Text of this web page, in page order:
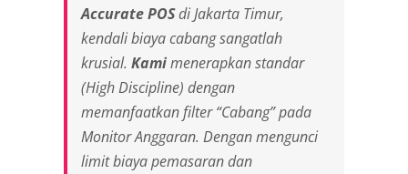
Accurate POSdi Jakarta Timur,
kendali biaya cabang sangatlah
krusial. Kamimenerapkan standar
(High Discipline) dengan
memanfaatkan filter “Cabang” pada
Monitor Anggaran. Dengan mengunci
limit biaya pemasaran dan